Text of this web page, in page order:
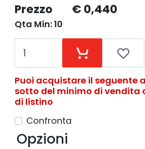
Prezzo € 0,440
Qta Min: 10
Puoi acquistare il seguente
sotto del minimo di vendita
di listino
Confronta
Opzioni